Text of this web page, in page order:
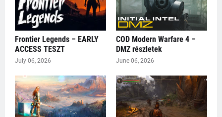
Frontier Legends – EARLY
ACCESS TESZT
July 06, 2026
COD Modern Warfare 4 –
DMZ részletek
June 06, 2026